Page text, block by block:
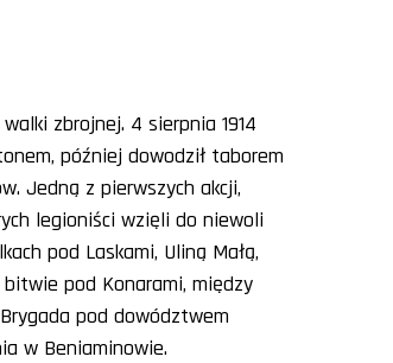
zbrojnej. 4 sierpnia 1914
później dowodził taborem
Jedną z pierwszych akcji,
legioniści wzięli do niewoli
pod Laskami, Uliną Małą,
bitwie pod Konarami, między
pod dowództwem
w Beniaminowie.